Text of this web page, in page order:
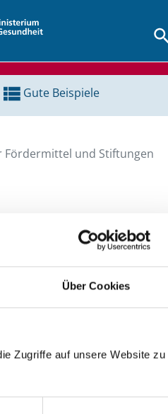
Über Cookies
Zugriffe auf unsere Website zu
Gute Beispiele
Fördermittel und Stiftungen
können Sie direkt über
Suche bitte die Groß- und
oder Kategorien